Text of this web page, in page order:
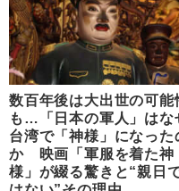
数百年後は大出世の可能
も…「日本の軍人」はな
台湾で「神様」になった
か 映画「軍服を着た神
様」が綴る驚きと“親日